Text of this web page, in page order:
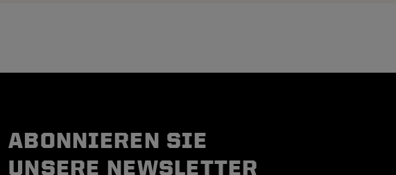
ABONNIEREN SIE
UNSERE NEWSLETTER